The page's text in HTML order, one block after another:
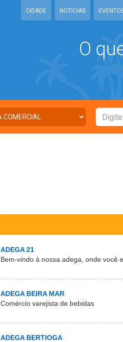
CIDADE NOTÍCIAS
O
ADEGA 21
Bem-vindo à nossa adega, onde você
ADEGA BEIRA MAR
Comércio varejista de bebidas
ADEGA BERTIOGA